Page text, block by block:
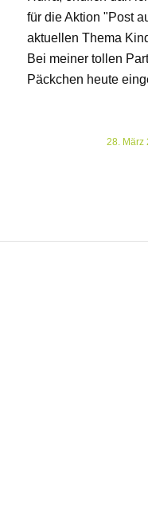
für die Aktion "Post
aktuellen Thema
Bei meiner tollen
Päckchen heute
28. März
/